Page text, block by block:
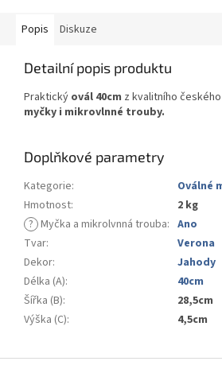
Popis Diskuze
Detailní popis produktu
Praktický ovál 40cm z kvalitního
myčky i mikrovlnné trouby.
Doplňkové parametry
Kategorie:
Oválné
Hmotnost:
2 kg
? Myčka a mikrolvnná trouba: Ano
Tvar:
Verona
Dekor:
Jahody
Délka (A):
40cm
Šířka (B):
28,5cm
Výška (C): 4,5cm